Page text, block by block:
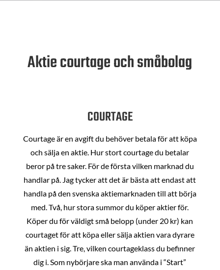
Aktie courtage och småbolag
COURTAGE
Courtage är en avgift du behöver betala för att köpa
och sälja en aktie. Hur stort courtage du betalar
beror på tre saker. För de första vilken marknad du
handlar på. Jag tycker att det är bästa att endast att
handla på den svenska aktiemarknaden till att börja
med. Två, hur stora summor du köper aktier för.
Köper du för väldigt små belopp (under 20 kr) kan
courtaget för att köpa eller sälja aktien vara dyrare
än aktien i sig. Tre, vilken courtageklass du befinner
dig i. Som nybörjare ska man använda i “Start”